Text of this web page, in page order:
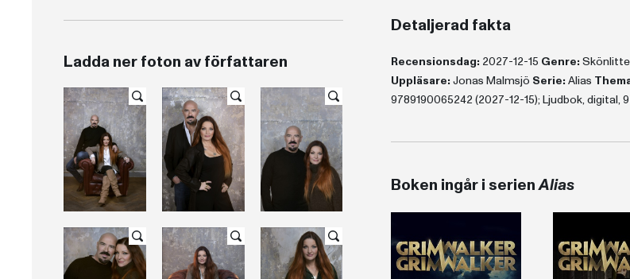
Ladda ner foton av författaren
Detaljerad fakta
Recensionsdag: 2027-12-15 Genre:
Uppläsare: Jonas Malmsjö Serie: Alias
9789190065242 (2027-12-15); Ljudbok, digital,
Boken ingår i serienAlias